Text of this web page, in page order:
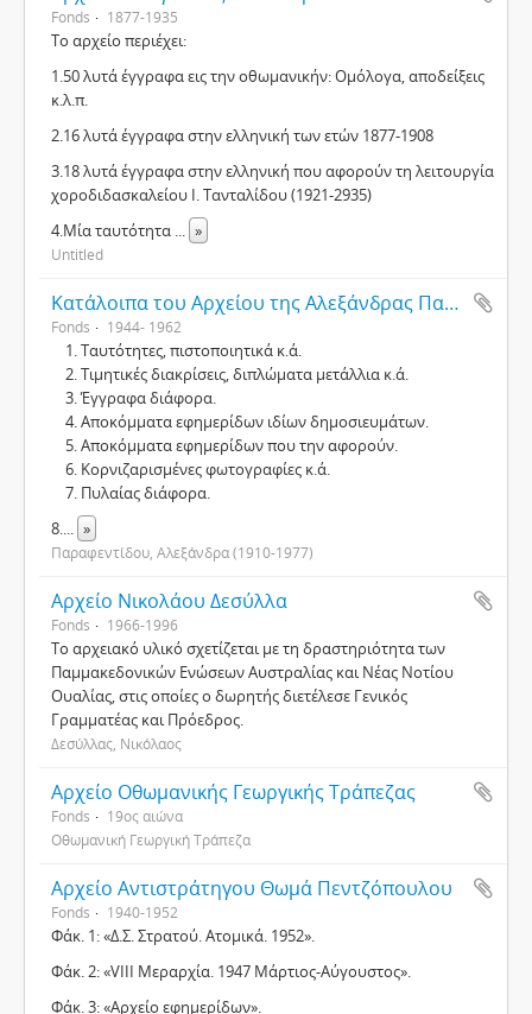
Fonds 1877-1935
Το αρχείο περιέχει:
1.50 λυτά έγγραφα εις την οθωμανικήν: Ομόλογα, αποδείξεις
κ.λ.π.
2.16 λυτά έγγραφα στην ελληνική των ετών 1877-1908
3.18 λυτά έγγραφα στην ελληνική που αφορούν τη λειτουργία
χοροδιδασκαλείου Ι. Τανταλίδου (1921-2935)
4.Μία ταυτότητα ... »
Untitled
Κατάλοιπα του Αρχείου της Αλεξάνδρας Παραφεντίδου
Fonds 1944- 1962
Ταυτότητες, πιστοποιητικά κ.ά.
Τιμητικές διακρίσεις, διπλώματα μετάλλια κ.ά.
Έγγραφα διάφορα.
Αποκόμματα εφημερίδων ιδίων δημοσιευμάτων.
Αποκόμματα εφημερίδων που την αφορούν.
Κορνιζαρισμένες φωτογραφίες κ.ά.
Πυλαίας διάφορα.
8.... »
Παραφεντίδου, Αλεξάνδρα (1910-1977)
Αρχείο Νικολάου Δεσύλλα
Fonds 1966-1996
Το αρχειακό υλικό σχετίζεται με τη δραστηριότητα των
Παμμακεδονικών Ενώσεων Αυστραλίας και Νέας Νοτίου
Ουαλίας, στις οποίες ο δωρητής διετέλεσε Γενικός
Γραμματέας και Πρόεδρος.
Δεσύλλας, Νικόλαος
Αρχείο Οθωμανικής Γεωργικής Τράπεζας
Fonds
19ος αιώνα
Οθωμανική Γεωργική Τράπεζα
Αρχείο Αντιστράτηγου Θωμά Πεντζόπουλου
Fonds 1940-1952
Φάκ. 1: «Δ.Σ. Στρατού. Ατομικά. 1952».
Φάκ. 2: «VIII Μεραρχία. 1947 Μάρτιος-Αύγουστος».
Φάκ. 3: «Αρχείο εφημερίδων».